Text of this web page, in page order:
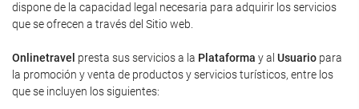
dispone de la capacidad legal necesaria para adquirir los servicios
que se ofrecen a través del Sitio web.
Onlinetravel presta sus servicios a la Plataforma y al Usuario para
la promoción y venta de productos y servicios turísticos, entre los
que se incluyen los siguientes: